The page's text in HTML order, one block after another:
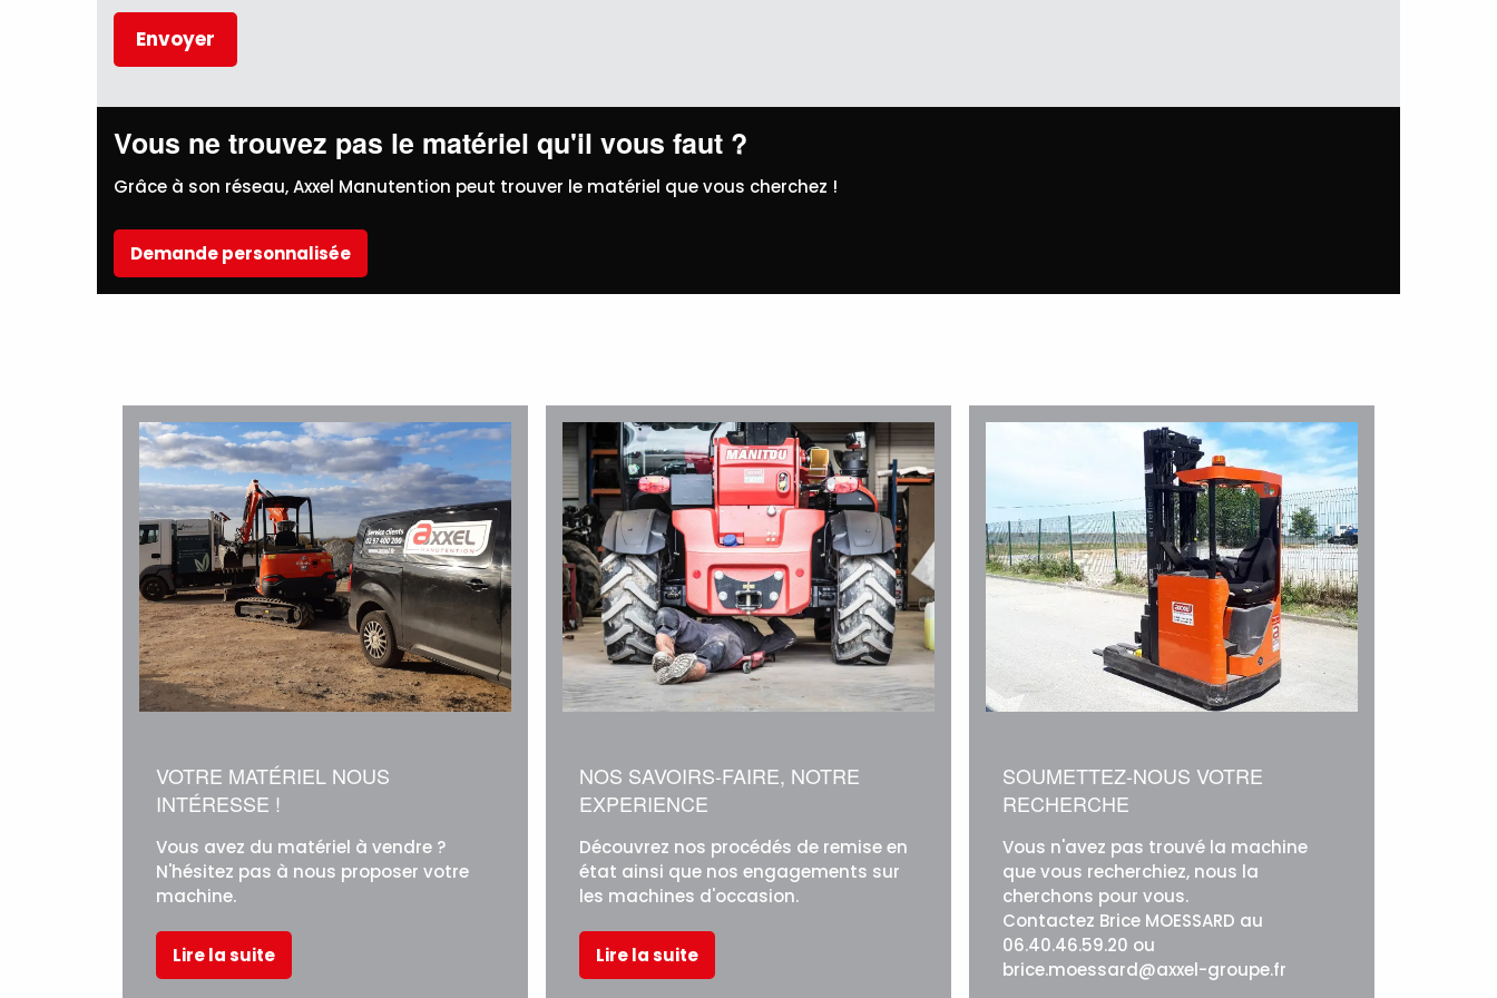
Vous ne trouvez pas le matériel qu'il vous faut ?
Grâce à son réseau, Axxel Manutention peut trouver le matériel que vous cherchez !
Demande personnalisée
VOTRE MATÉRIEL NOUS
INTÉRESSE !
Vous avez du matériel à vendre ?
N'hésitez pas à nous proposer votre
machine.
Lire la suite
NOS SAVOIRS-FAIRE, NOTRE
EXPERIENCE
Découvrez nos procédés de remise en
état ainsi que nos engagements sur
les machines d'occasion.
Lire la suite
SOUMETTEZ-NOUS VOTRE
RECHERCHE
Vous n'avez pas trouvé la machine
que vous recherchiez, nous la
cherchons pour vous.
Contactez Brice MOESSARD au
06.40.46.59.20 ou
brice.moessard@axxel-groupe.fr